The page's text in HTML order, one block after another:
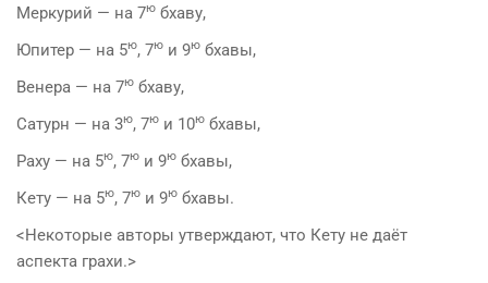
Меркурий — на 7ю бхаву,
Юпитер — на 5ю, 7ю и 9ю бхавы,
Венера — на 7ю бхаву,
Сатурн — на 3ю, 7ю и 10ю бхавы,
Раху — на 5ю, 7ю и 9ю бхавы,
Кету — на 5ю, 7ю и 9ю бхавы.
<Некоторые авторы утверждают, что Кету не даёт
аспекта грахи.>